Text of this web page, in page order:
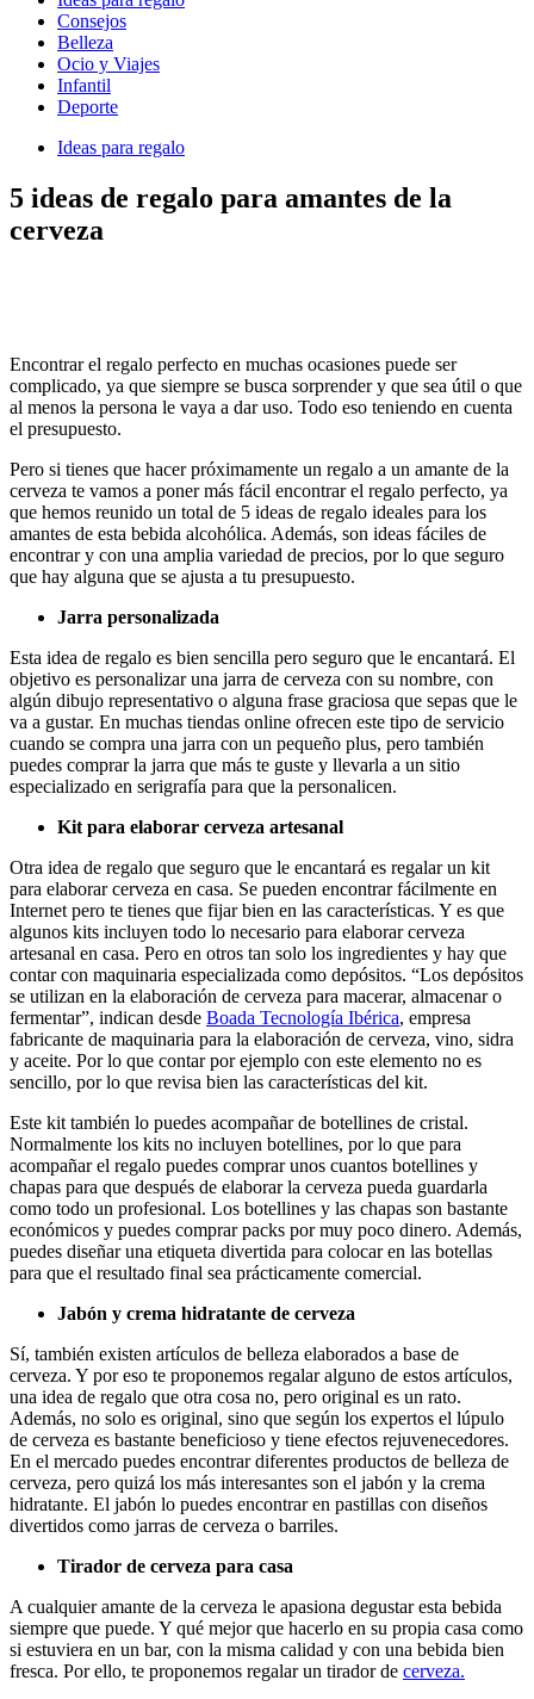
Consejos
Belleza
Ocio y Viajes
Infantil
Deporte
Ideas para regalo
5 ideas de regalo para amantes de la
cerveza
Encontrar el regalo perfecto en muchas ocasiones puede ser
complicado, ya que siempre se busca sorprender y que sea útil o que
al menos la persona le vaya a dar uso. Todo eso teniendo en cuenta
el presupuesto.
Pero si tienes que hacer próximamente un regalo a un amante de la
cerveza te vamos a poner más fácil encontrar el regalo perfecto, ya
que hemos reunido un total de 5 ideas de regalo ideales para los
amantes de esta bebida alcohólica. Además, son ideas fáciles de
encontrar y con una amplia variedad de precios, por lo que seguro
que hay alguna que se ajusta a tu presupuesto.
Jarra personalizada
Esta idea de regalo es bien sencilla pero seguro que le encantará. El
objetivo es personalizar una jarra de cerveza con su nombre, con
algún dibujo representativo o alguna frase graciosa que sepas que le
va a gustar. En muchas tiendas online ofrecen este tipo de servicio
cuando se compra una jarra con un pequeño plus, pero también
puedes comprar la jarra que más te guste y llevarla a un sitio
especializado en serigrafía para que la personalicen.
Kit para elaborar cerveza artesanal
Otra idea de regalo que seguro que le encantará es regalar un kit
para elaborar cerveza en casa. Se pueden encontrar fácilmente en
Internet pero te tienes que fijar bien en las características. Y es que
algunos kits incluyen todo lo necesario para elaborar cerveza
artesanal en casa. Pero en otros tan solo los ingredientes y hay que
contar con maquinaria especializada como depósitos. “Los depósitos
se utilizan en la elaboración de cerveza para macerar, almacenar o
fermentar”, indican desde Boada Tecnología Ibérica, empresa
fabricante de maquinaria para la elaboración de cerveza, vino, sidra
y aceite. Por lo que contar por ejemplo con este elemento no es
sencillo, por lo que revisa bien las características del kit.
Este kit también lo puedes acompañar de botellines de cristal.
Normalmente los kits no incluyen botellines, por lo que para
acompañar el regalo puedes comprar unos cuantos botellines y
chapas para que después de elaborar la cerveza pueda guardarla
como todo un profesional. Los botellines y las chapas son bastante
económicos y puedes comprar packs por muy poco dinero. Además,
puedes diseñar una etiqueta divertida para colocar en las botellas
para que el resultado final sea prácticamente comercial.
Jabón y crema hidratante de cerveza
Sí, también existen artículos de belleza elaborados a base de
cerveza. Y por eso te proponemos regalar alguno de estos artículos,
una idea de regalo que otra cosa no, pero original es un rato.
Además, no solo es original, sino que según los expertos el lúpulo
de cerveza es bastante beneficioso y tiene efectos rejuvenecedores.
En el mercado puedes encontrar diferentes productos de belleza de
cerveza, pero quizá los más interesantes son el jabón y la crema
hidratante. El jabón lo puedes encontrar en pastillas con diseños
divertidos como jarras de cerveza o barriles.
Tirador de cerveza para casa
A cualquier amante de la cerveza le apasiona degustar esta bebida
siempre que puede. Y qué mejor que hacerlo en su propia casa como
si estuviera en un bar, con la misma calidad y con una bebida bien
fresca. Por ello, te proponemos regalar un tirador de cerveza.